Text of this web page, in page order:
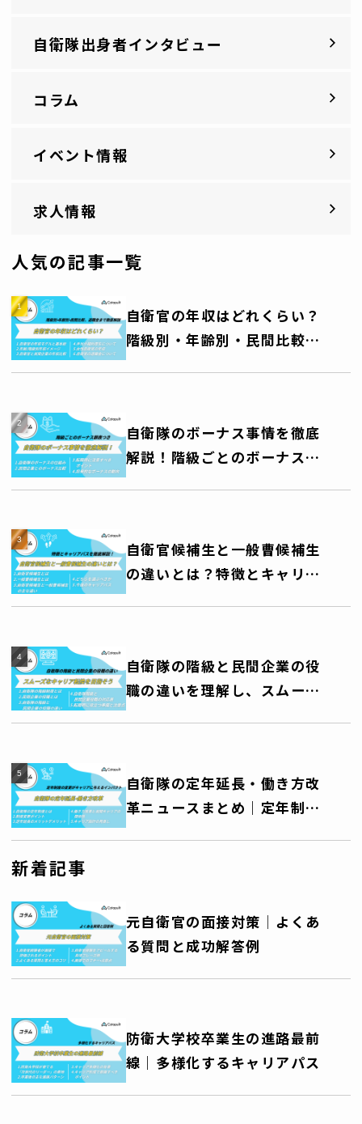
自衛隊出身者インタビュー
コラム
イベント情報
求人情報
人気の記事一覧
自衛官の年収はどれくらい？
階級別・年齢別・民間比較、
退職金まで徹底解説
自衛隊のボーナス事情を徹底
解説！階級ごとのボーナス額
一覧表つき
自衛官候補生と一般曹候補生
の違いとは？特徴とキャリア
パスを徹底解説！
自衛隊の階級と民間企業の役
職の違いを理解し、スムーズ
なキャリア転換を目指そう
自衛隊の定年延長・働き方改
革ニュースまとめ｜定年制度
の変更がキャリアに与えるイ
新着記事
元自衛官の面接対策│よくあ
る質問と成功解答例
防衛大学校卒業生の進路最前
線｜多様化するキャリアパス